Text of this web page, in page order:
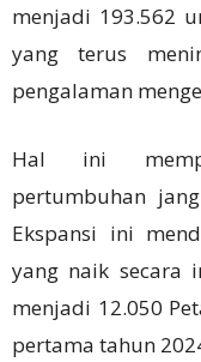
menjadi 193.562
yang terus
pengalaman
Hal ini
pertumbuhan
Ekspansi ini
yang naik secara
menjadi 12.050
pertama tahun